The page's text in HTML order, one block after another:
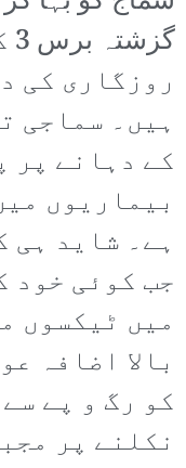
روزگاری کی
ہیں۔ سماجی
کے دہانے پر
بیماریوں
ہے۔ شاید ہی
جب کوئی خود
میں ٹیکسوں
بالا اضافہ
کو رگ و پے
نکلنے پر